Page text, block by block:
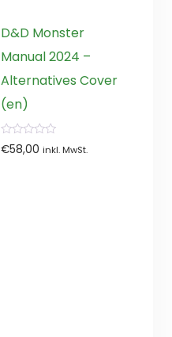
D&D Monster
Manual 2024 –
Alternatives Cover
(en)
0
von
€58,00 inkl. MwSt.